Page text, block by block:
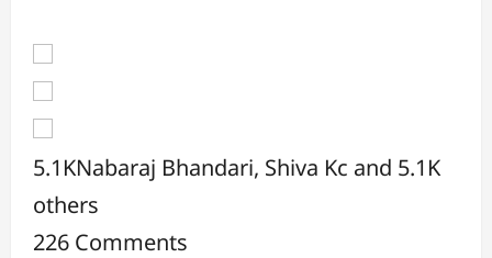
5.1KNabaraj Bhandari, Shiva Kc and 5.1K
others
226 Comments